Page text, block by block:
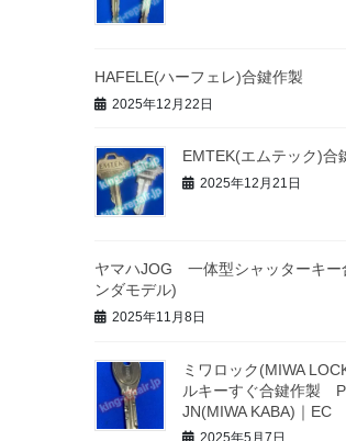
HAFELE(ハーフェレ)合鍵作製
2025年12月22日
EMTEK(エムテック)合
2025年12月21日
ヤマハJOG 一体型シャッターキー
ンダモデル)
2025年11月8日
ミワロック(MIWA
ルキーすぐ合鍵作製
JN(MIWA KABA)｜EC
2025年5月7日